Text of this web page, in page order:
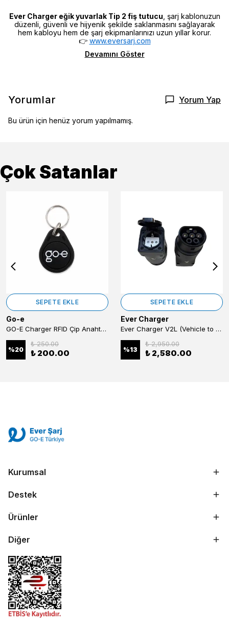
Ever Charger eğik yuvarlak Tip 2 fiş tutucu , şarj kablonuzun
düzenli, güvenli ve hijyenik şekilde saklanmasını sağlayarak
hem kabloyu hem de şarj ekipmanlarınızı uzun yıllar korur.
👉 www.eversarj.com
Devamını Göster
Yorumlar Yorum Yap
Bu ürün için henüz yorum yapılmamış.
Çok Satanlar
SEPETE EKLE
Go-e
GO-E Charger RFID Çip Anahtarlık – GO-E Şarj Cihazı İçin (Tekli)
%20
₺ 250.00
₺ 200.00
SEPETE EKLE
Ever Charger
Ever Charger V2L (Vehicle to Load) Adaptörü -BYD Elektrikli Araçlardan Enerji Alma (Araçtan Cihaza Güç Transferi)
%13
₺ 2,950.00
₺ 2,580.00
Kurumsal
Destek
Ürünler
Diğer